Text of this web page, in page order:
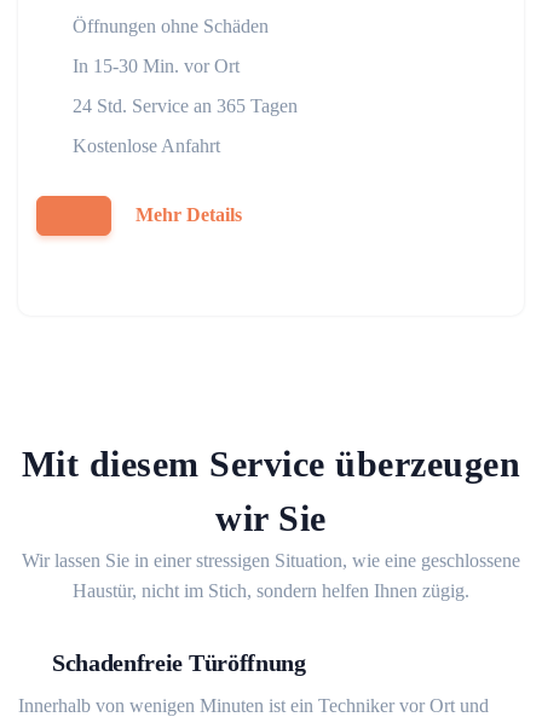
Öffnungen ohne Schäden
In 15-30 Min. vor Ort
24 Std. Service an 365 Tagen
Kostenlose Anfahrt
Mehr Details
Mit diesem Service überzeugen
wir Sie
Wir lassen Sie in einer stressigen Situation, wie eine geschlossene
Haustür, nicht im Stich, sondern helfen Ihnen zügig.
Schadenfreie Türöffnung
Innerhalb von wenigen Minuten ist ein Techniker vor Ort und